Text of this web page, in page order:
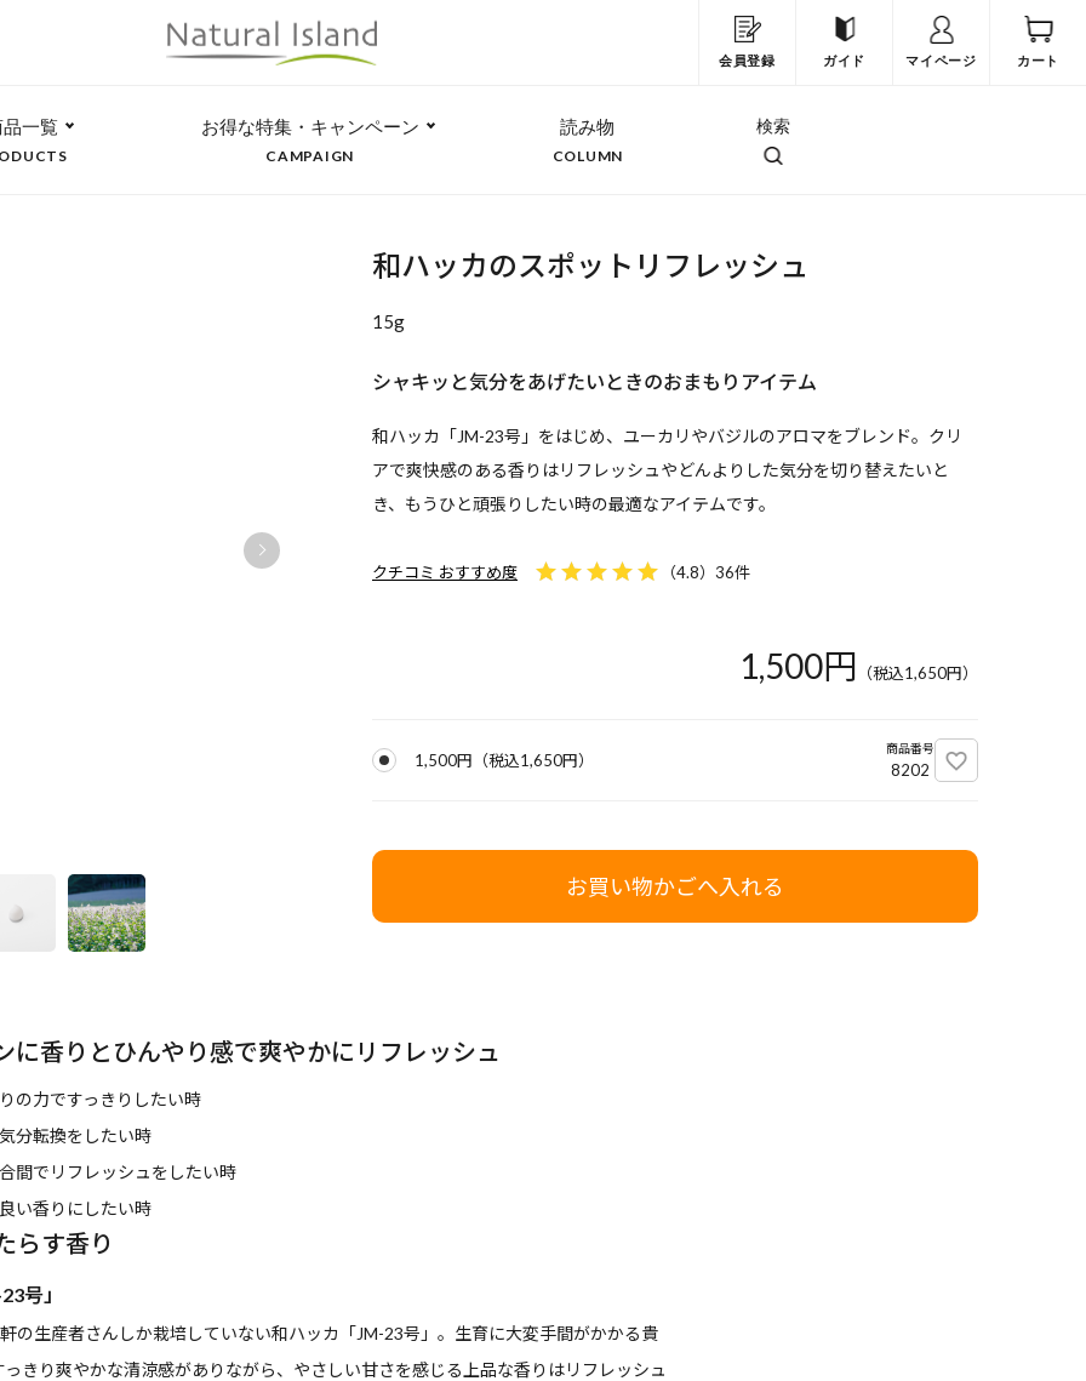
会員登録 ガイド マイページ カート
品一覧 お得な特集・キャンペーン
CAMPAIGN
読み物
COLUMN
検索
和ハッカのスポットリフレッシュ
15g
シャキッと気分をあげたいときのおまもりアイテム
和ハッカ「JM-23号」をはじめ、ユーカリやバジルのアロマをブレンド。クリ
アで爽快感のある香りはリフレッシュやどんよりした気分を切り替えたいと
き、もうひと頑張りしたい時の最適なアイテムです。
クチコミ おすすめ度 （4.8） 36件
1,500円 （税込1,650円）
1,500円 （税込1,650円）
商品番号
8202
お買い物かごへ入れる
に香りとひんやり感で爽やかにリフレッシュ
の力ですっきりしたい時
分転換をしたい時
間でリフレッシュをしたい時
い香りにしたい時
らす香り
号」
の生産者さんしか栽培していない和ハッカ「JM-23号」。生育に大変手間がかかる貴
っきり爽やかな清涼感がありながら、やさしい甘さを感じる上品な香りはリフレッシュ